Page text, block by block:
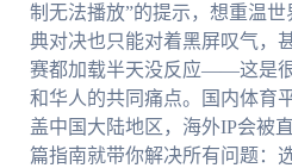
制无法播放”的提示，想重温
典对决也只能对着黑屏叹气，
赛都加载半天没反应——这是
和华人的共同痛点。国内体育
盖中国大陆地区，海外IP会被
篇指南就带你解决所有问题：